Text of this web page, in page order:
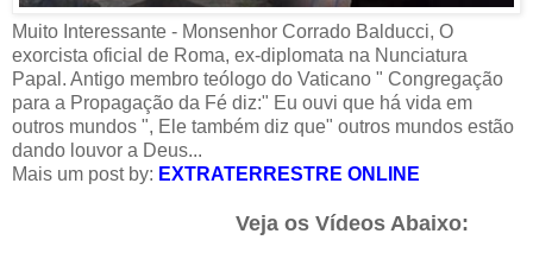
Muito Interessante - Monsenhor Corrado Balducci, O
exorcista oficial de Roma, ex-diplomata na Nunciatura
Papal. Antigo membro teólogo do Vaticano " Congregação
para a Propagação da Fé diz:" Eu ouvi que há vida em
outros mundos ", Ele também diz que" outros mundos estão
dando louvor a Deus...
Mais um post by: EXTRATERRESTRE ONLINE
Veja os Vídeos Abaixo: